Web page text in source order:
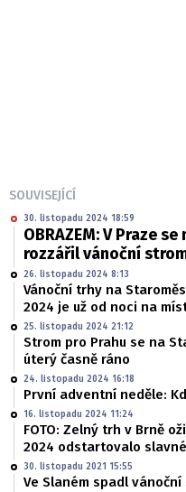
SOUVISEJÍCÍ
30. listopadu 2024 18:59
OBRAZEM: V Praze
rozzářil vánoční
26. listopadu 2024 8:13
Vánoční trhy na
2024 je už od noci na
25. listopadu 2024 21:12
Strom pro Prahu se na
úterý časně ráno
24. listopadu 2024 16:18
První adventní neděle:
16. listopadu 2024 11:24
FOTO: Zelný trh v Brně
2024 odstartovalo
30. listopadu 2021 15:55
Ve Slaném spadl